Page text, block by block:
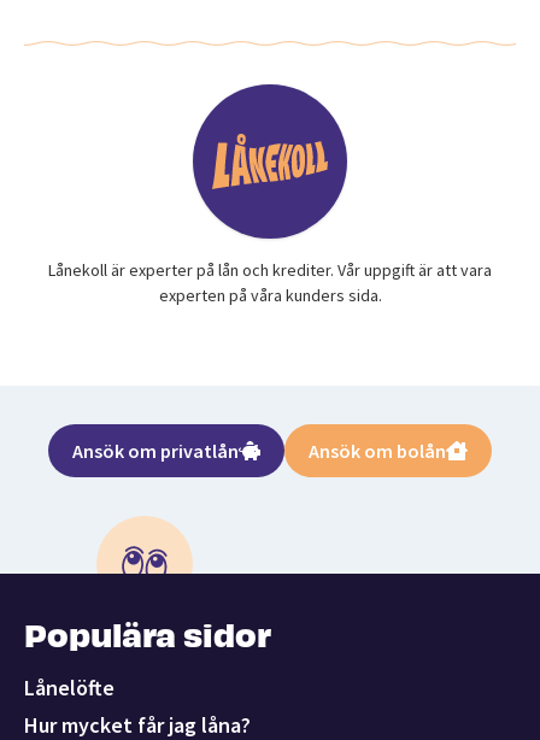
Lånekoll är experter på lån och krediter. Vår uppgift är att vara
experten på våra kunders sida.
Ansök om privatlån Ansök om bolån
Populära sidor
Lånelöfte
Hur mycket får jag låna?